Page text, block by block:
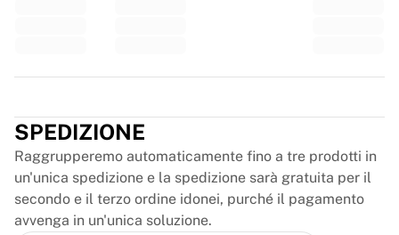
Visualizza tutto il cricket
Aalborg Pirates
Tre Kronor
NHL Alumni
Visualizza tutto l'hockey su ghiaccio
Altro
Glory Kickboxing
SPEDIZIONE
Raggrupperemo automaticamente fino a tre prodotti in
un'unica spedizione e la spedizione sarà gratuita per il
secondo e il terzo ordine idonei, purché il pagamento
avvenga in un'unica soluzione.